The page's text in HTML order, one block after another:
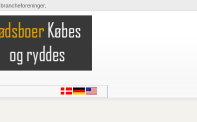
brancheforeninger.